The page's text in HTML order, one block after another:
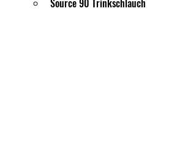
Source 90 Trinkschlauch